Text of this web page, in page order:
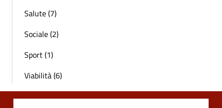
Salute (7)
Sociale (2)
Sport (1)
Viabilità (6)